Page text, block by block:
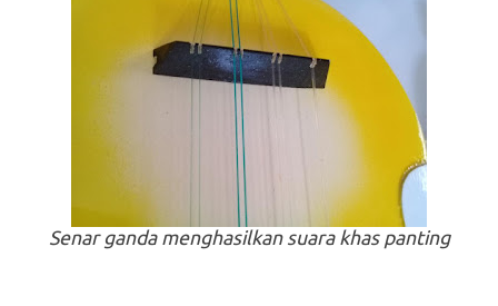
Senar ganda menghasilkan suara khas panting